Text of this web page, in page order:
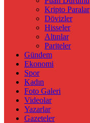
Kripto Paralar
Dövizler
Hisseler
Altınlar
Pariteler
Gündem
Ekonomi
Spor
Kadın
Foto Galeri
Videolar
Yazarlar
Gazeteler